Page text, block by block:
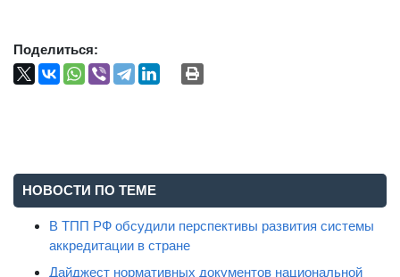
Поделиться:
НОВОСТИ ПО ТЕМЕ
В ТПП РФ обсудили перспективы развития системы
аккредитации в стране
Дайджест нормативных документов национальной